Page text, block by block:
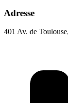
Adresse
401 Av. de